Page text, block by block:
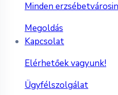
Minden
Megoldás
Kapcsolat
Elérhetőek vagyunk!
Ügyfélszolgálat